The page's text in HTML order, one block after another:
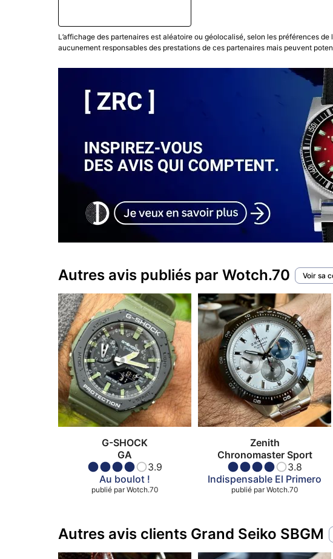
L’affichage des partenaires est aléatoire ou géolocalisé, selon les préférences
aucunement responsables des prestations de ces partenaires mais peuvent
Autres avis publiés par Wotch.70 Voir sa
G-SHOCK
GA
3.9
Au boulot !
publié par Wotch.70
Zenith
Chronomaster Sport
3.8
Indispensable El Primero
publié par Wotch.70
Autres avis clients Grand Seiko SBGM